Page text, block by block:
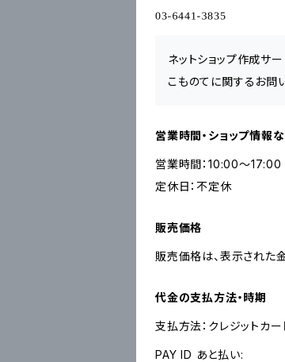
ネットショップ作成サ
こものてに関するお問
営業時間・ショップ情報
営業時間：10:00〜17:00
定休日：不定休
販売価格
販売価格は、表示された
代金の支払方法・時期
支払方法：クレジットカ
PAY ID あと払い: